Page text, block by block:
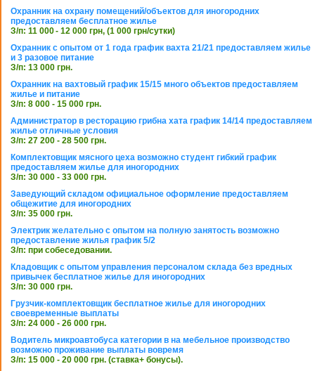
Охранник на охрану помещений/объектов для иногородних
предоставляем бесплатное жилье
З/п: 11 000 - 12 000 грн, (1 000 грн/сутки)
Охранник с опытом от 1 года график вахта 21/21 предоставляем жилье
и 3 разовое питание
З/п: 13 000 грн.
Охранник на вахтовый график 15/15 много объектов предоставляем
жилье и питание
З/п: 8 000 - 15 000 грн.
Администратор в ресторацию грибна хата график 14/14 предоставляем
жилье отличные условия
З/п: 27 200 - 28 500 грн.
Комплектовщик мясного цеха возможно студент гибкий график
предоставляем жилье для иногородних
З/п: 30 000 - 33 000 грн.
Заведующий складом официальное оформление предоставляем
общежитие для иногородних
З/п: 35 000 грн.
Электрик желательно с опытом на полную занятость возможно
предоставление жилья график 5/2
З/п: при собеседовании.
Кладовщик с опытом управления персоналом склада без вредных
привычек бесплатное жилье для иногородних
З/п: 30 000 грн.
Грузчик-комплектовщик бесплатное жилье для иногородних
своевременные выплаты
З/п: 24 000 - 26 000 грн.
Водитель микроавтобуса категории в на мебельное производство
возможно проживание выплаты вовремя
З/п: 15 000 - 20 000 грн. (ставка+ бонусы).